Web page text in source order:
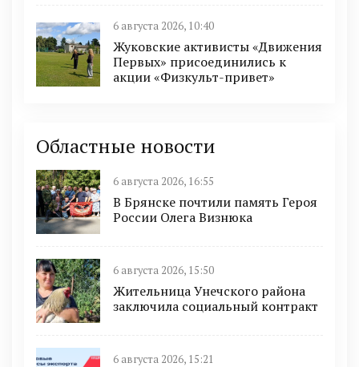
6 августа 2026, 10:40
Жуковские активисты «Движения
Первых» присоединились к
акции «Физкульт-привет»
Областные новости
6 августа 2026, 16:55
В Брянске почтили память Героя
России Олега Визнюка
6 августа 2026, 15:50
Жительница Унечского района
заключила социальный контракт
6 августа 2026, 15:21